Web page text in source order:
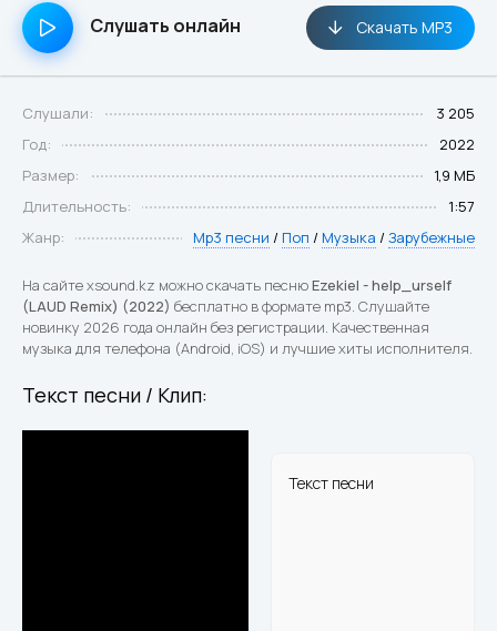
Слушать онлайн Скачать MP3
Слушали:
3 205
Год:
2022
Размер:
1,9 МБ
Длительность:
1:57
Жанр:
Mp3 песни / Поп / Музыка /Зарубежные
На сайте xsound.kz можно скачать песнюEzekiel - help_urself
(LAUD Remix) (2022) бесплатно в формате mp3. Слушайте
новинку 2026 года онлайн без регистрации. Качественная
музыка для телефона (Android, iOS) и лучшие хиты исполнителя.
Текст песни / Клип:
Текст песни